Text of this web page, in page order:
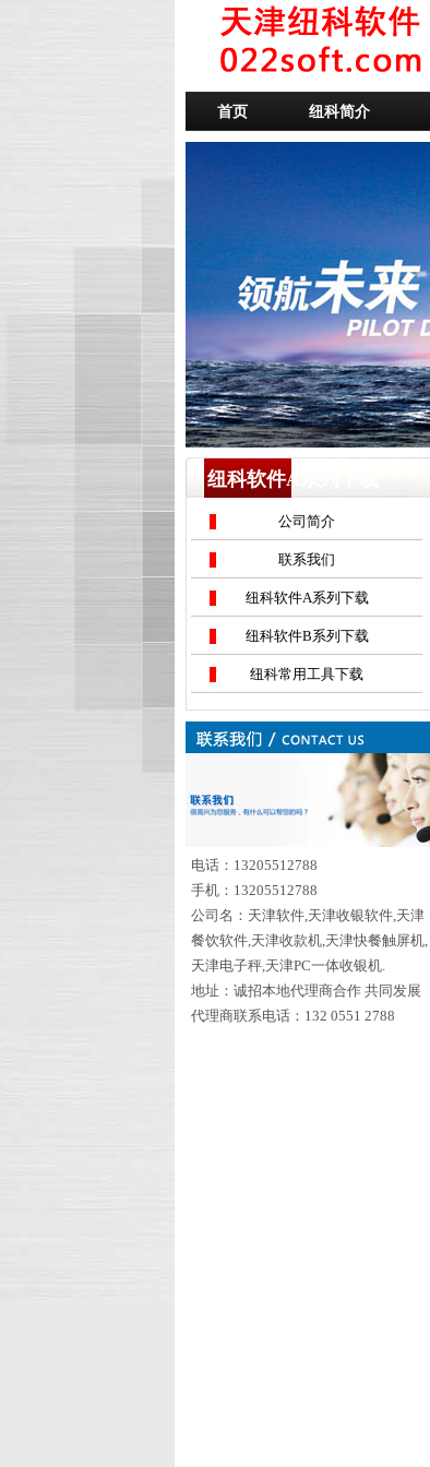
首页 纽科简介
纽科软件A系列下载
公司简介
联系我们
纽科软件A系列下载
纽科软件B系列下载
纽科常用工具下载
电话：13205512788
手机：13205512788
公司名：天津软件,天津收银软件,天津
餐饮软件,天津收款机,天津快餐触屏机,
天津电子秤,天津PC一体收银机.
地址：诚招本地代理商合作 共同发展
代理商联系电话：132 0551 2788